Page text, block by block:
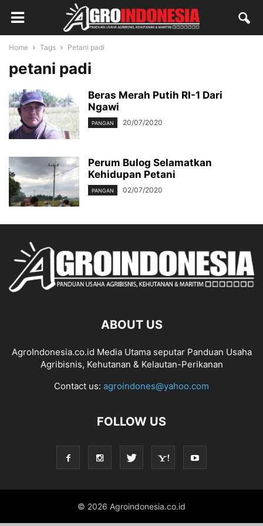
Home Tags Petani padi
petani padi
Beras Merah Putih RI-1 Dari
Ngawi
PANGAN 20/07/2020
Perum Bulog Selamatkan
Kehidupan Petani
PANGAN 02/07/2020
ABOUT US
AgroIndonesia.co.id Media Utama seputar Panduan Usaha
Agribisnis, Kehutanan & Kelautan-Perikanan
Contact us: agroindones@yahoo.com
FOLLOW US
© 2026 Agroindonesia.co.id